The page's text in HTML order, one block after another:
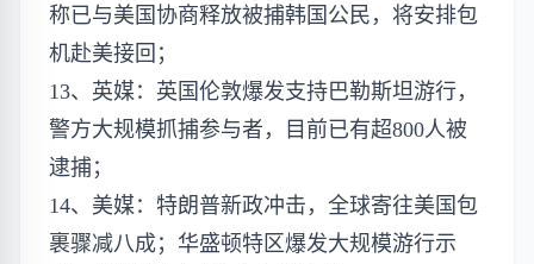
称已与美国协商释放被捕韩国公民，将安排包
机赴美接回；
13、英媒：英国伦敦爆发支持巴勒斯坦游行，
警方大规模抓捕参与者，目前已有超800人被
逮捕；
14、美媒：特朗普新政冲击，全球寄往美国包
裹骤减八成；华盛顿特区爆发大规模游行示